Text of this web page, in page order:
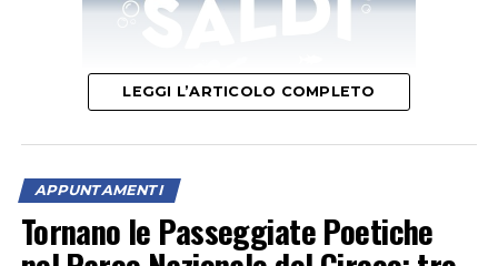
A partire dalle ore 18.30, il borgo prenderà vita
trasformandosi in un vero e proprio palcoscenico a cielo
aperto. Tra le vie incantate del complesso monumentale
LEGGI L’ARTICOLO COMPLETO
APPUNTAMENTI
Tornano le Passeggiate Poetiche